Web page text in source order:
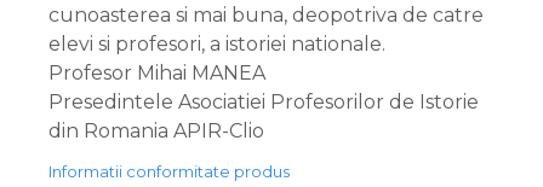
cunoasterea si mai buna, deopotriva de catre
elevi si profesori, a istoriei nationale.
Profesor Mihai MANEA
Presedintele Asociatiei Profesorilor de Istorie
din Romania APIR-Clio
Informatii conformitate produs